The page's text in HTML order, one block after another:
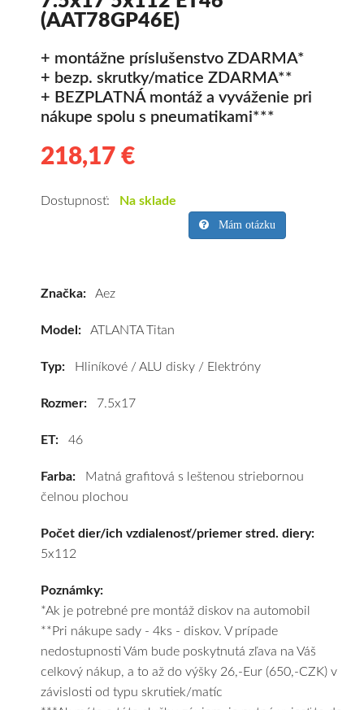
(AAT78GP46E)
+ montážne príslušenstvo ZDARMA*
+ bezp. skrutky/matice ZDARMA**
+ BEZPLATNÁ montáž a vyváženie pri
nákupe spolu s pneumatikami***
218,17 €
Aez
za
cenu
vám
pošleme
zadarmo.
Dostupnosť: Na sklade
Mám otázku
Značka: Aez
Model: ATLANTA Titan
Typ: Hliníkové / ALU disky / Elektróny
Rozmer: 7.5x17
ET: 46
Farba: Matná grafitová s leštenou striebornou
čelnou plochou
Počet dier/ich vzdialenosť/priemer stred. diery:
5x112
Poznámky:
*Ak je potrebné pre montáž diskov na automobil
**Pri nákupe sady - 4ks - diskov. V prípade
nedostupnosti Vám bude poskytnutá zľava na Váš
celkový nákup, a to až do výšky 26,-Eur (650,-CZK) v
závislosti od typu skrutiek/matíc